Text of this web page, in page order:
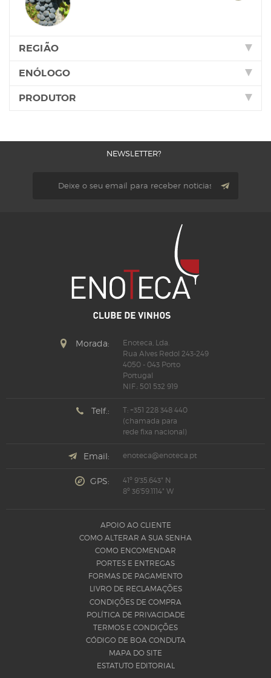
REGIÃO
ENÓLOGO
PRODUTOR
NEWSLETTER?
Morada:
Enoteca, Lda.
Rua Alves Redol 243-249
4050 - 043 Porto
Portugal
NIF.: 501 532 919
Telf.:
T: +351 228 348 440
(chamada para
rede fixa nacional)
Email: enoteca@enoteca.pt
GPS:
41º 9'35.643" N
8º 36'59.1114" W
APOIO AO CLIENTE
COMO ALTERAR A SUA SENHA
COMO ENCOMENDAR
PORTES E ENTREGAS
FORMAS DE PAGAMENTO
LIVRO DE RECLAMAÇÕES
CONDIÇÕES DE COMPRA
POLÍTICA DE PRIVACIDADE
TERMOS E CONDIÇÕES
CÓDIGO DE BOA CONDUTA
MAPA DO SITE
ESTATUTO EDITORIAL